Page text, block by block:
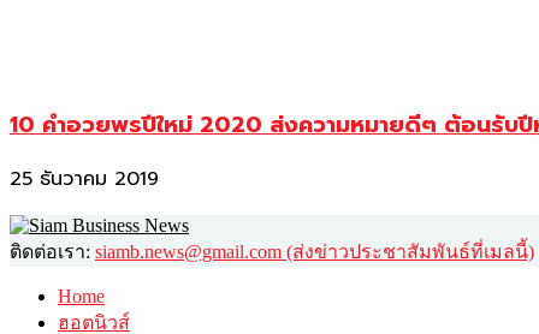
10 คำอวยพรปีใหม่ 2020 ส่งความหมายดีๆ ต้อนรับ
25 ธันวาคม 2019
ติดต่อเรา: siamb.news@gmail.com (ส่งข่าวประชาสัมพันธ์ที่เมลนี้)
Home
ฮอตนิวส์